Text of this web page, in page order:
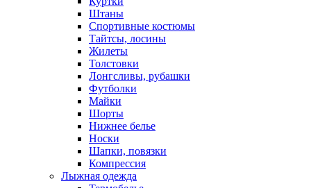
Штаны
Спортивные костюмы
Тайтсы, лосины
Жилеты
Толстовки
Лонгсливы, рубашки
Футболки
Майки
Шорты
Нижнее белье
Носки
Шапки, повязки
Компрессия
Лыжная одежда